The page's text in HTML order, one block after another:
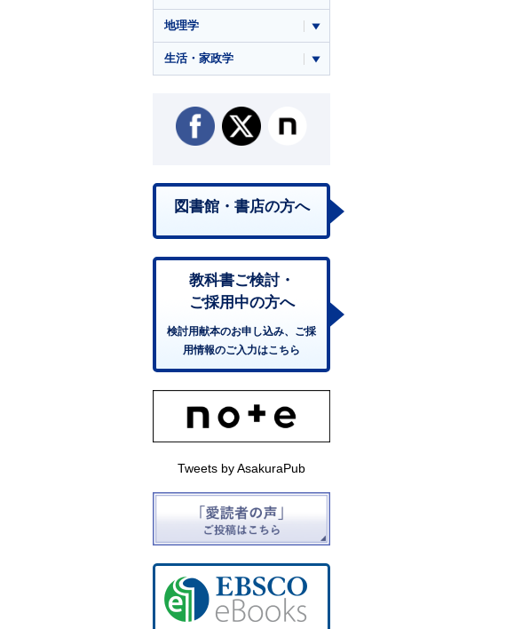
地理学
生活・家政学
図書館・書店の方へ
教科書ご検討・
ご採用中の方へ
検討用献本のお申し込み、ご採
用情報のご入力はこちら
Tweets by AsakuraPub